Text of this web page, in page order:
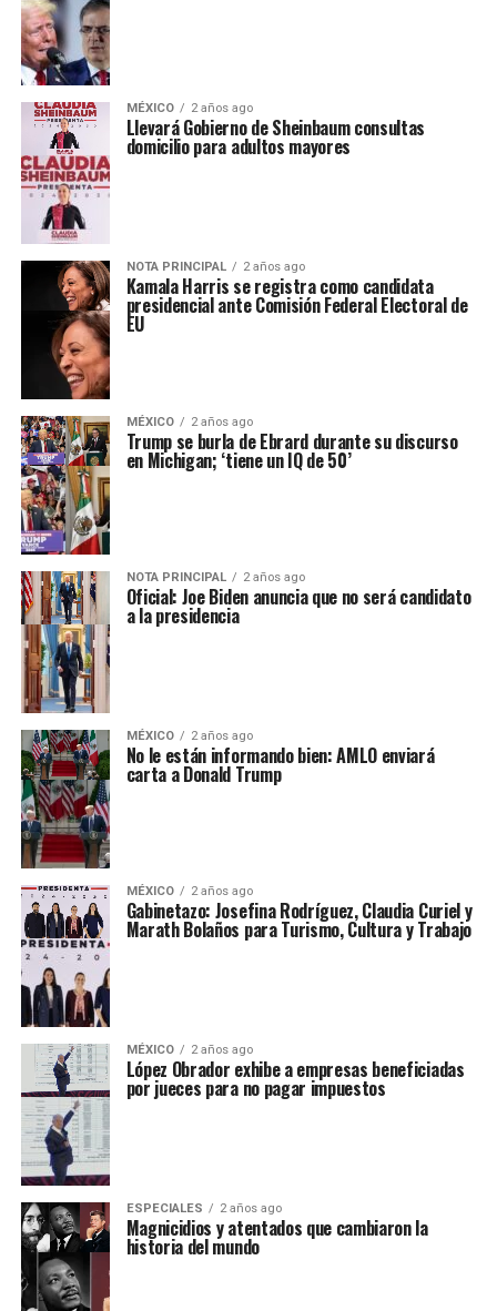
MÉXICO 2 años ago
Llevará Gobierno de Sheinbaum consultas
domicilio para adultos mayores
NOTA PRINCIPAL 2 años ago
Kamala Harris se registra como candidata
presidencial ante Comisión Federal Electoral de
EU
MÉXICO 2 años ago
Trump se burla de Ebrard durante su discurso
en Michigan; ‘tiene un IQ de 50’
NOTA PRINCIPAL 2 años ago
Oficial: Joe Biden anuncia que no será candidato
a la presidencia
MÉXICO 2 años ago
No le están informando bien: AMLO enviará
carta a Donald Trump
MÉXICO 2 años ago
Gabinetazo: Josefina Rodríguez, Claudia Curiel y
Marath Bolaños para Turismo, Cultura y Trabajo
MÉXICO 2 años ago
López Obrador exhibe a empresas beneficiadas
por jueces para no pagar impuestos
ESPECIALES 2 años ago
Magnicidios y atentados que cambiaron la
historia del mundo